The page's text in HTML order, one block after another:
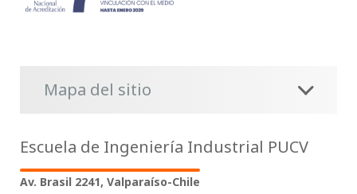
Mapa del sitio
Escuela de Ingeniería Industrial PUCV
Av. Brasil 2241, Valparaíso-Chile